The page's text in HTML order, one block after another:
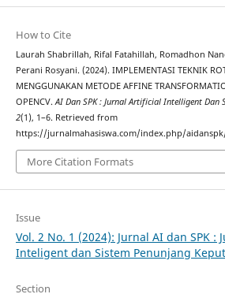
How to Cite
Laurah Shabrillah, Rifal Fatahillah, Romadhon
Perani Rosyani. (2024). IMPLEMENTASI TEKNIK
MENGGUNAKAN METODE AFFINE
OPENCV.AI Dan SPK : Jurnal Artificial Intelligent Dan
2(1), 1–6. Retrieved from
https://jurnalmahasiswa.com/index.php/
More Citation Formats
Issue
Vol. 2 No. 1 (2024): Jurnal AI dan SPK :
Inteligent dan Sistem Penunjang
Section